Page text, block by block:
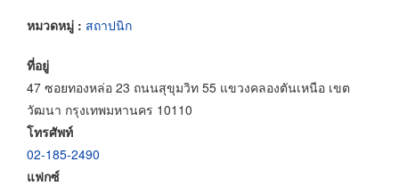
หมวดหมู่ : สถาปนิก
ที่อยู่
47 ซอยทองหล่อ 23 ถนนสุขุมวิท 55 แขวงคลองตันเหนือ เขต
วัฒนา กรุงเทพมหานคร 10110
โทรศัพท์
02-185-2490
แฟกซ์